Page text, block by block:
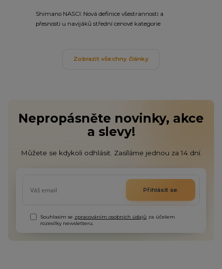
Shimano NASCI: Nová definice všestrannosti a
přesnosti u navijáků střední cenové kategorie
Zobrazit všechny články
Nepropásněte novinky, akce
a slevy!
Můžete se kdykoli odhlásit. Zasíláme jednou za 14 dní.
Přihlásit se
Souhlasím se zpracováním osobních údajů za účelem
rozesílky newsletteru.